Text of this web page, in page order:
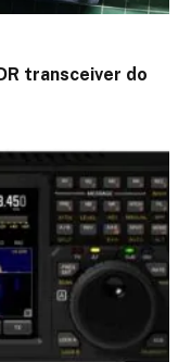
transceiver do